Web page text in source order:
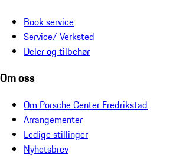
Book service
Service/ Verksted
Deler og tilbehør
Om oss
Om Porsche Center Fredrikstad
Arrangementer
Ledige stillinger
Nyhetsbrev